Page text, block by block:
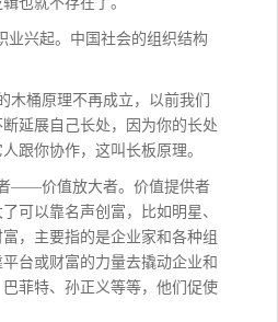
业兴起。中国社会的组织结构
桶原理不再成立，以前我们
延展自己长处，因为你的长处
跟你协作，这叫长板原理。
——价值放大者。价值提供者
可以靠名声创富，比如明星、
，主要指的是企业家和各种组
台或财富的力量去撬动企业和
菲特、孙正义等等，他们促使